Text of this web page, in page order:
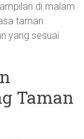
di malam
taman
yang sesuai
Taman